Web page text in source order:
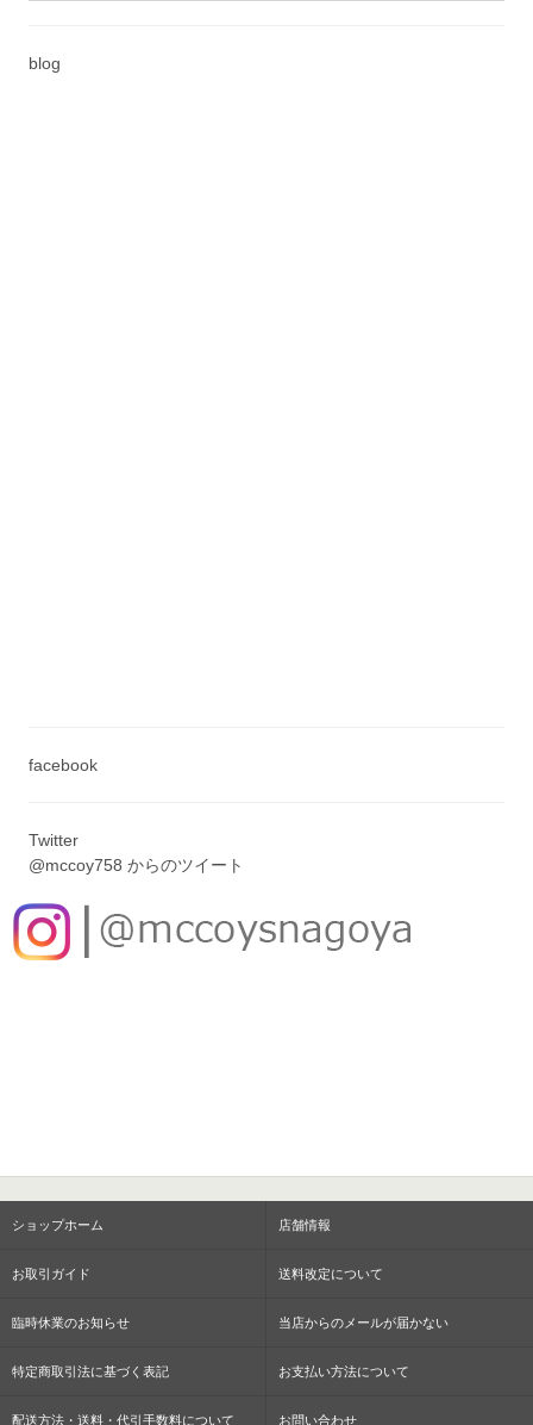
blog
facebook
Twitter
@mccoy758 からのツイート
ショップホーム 店舗情報
お取引ガイド 送料改定について
臨時休業のお知らせ 当店からのメールが届かない
特定商取引法に基づく表記 お支払い方法について
配送方法・送料・代引手数料について お問い合わせ